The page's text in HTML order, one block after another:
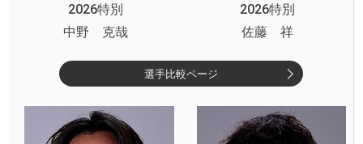
2026特別
2026特別
中野 克哉
佐藤 祥
選手比較ページ